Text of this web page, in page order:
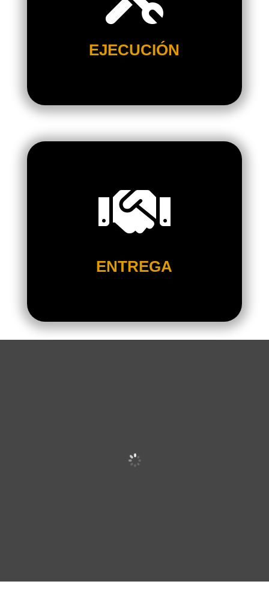
EJECUCIÓN
CONOCIMIENTOS PARA LLEVARLOS A
LA REALIDAD.
MIMAMOS CADA DETALLE
OPTIMIZADO CON ESTÉTICA Y

ENTREGA
REFLEJANDO FIELNETE TU MARCA.
SOPRTE CONTINUO ASEGURÁNDONO